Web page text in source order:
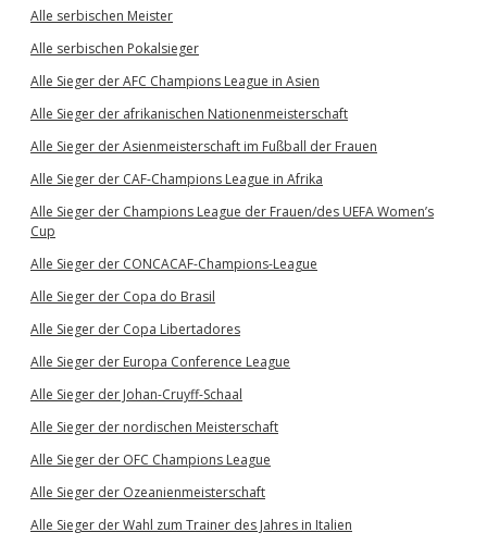
Alle serbischen Meister
Alle serbischen Pokalsieger
Alle Sieger der AFC Champions League in Asien
Alle Sieger der afrikanischen Nationenmeisterschaft
Alle Sieger der Asienmeisterschaft im Fußball der Frauen
Alle Sieger der CAF-Champions League in Afrika
Alle Sieger der Champions League der Frauen/des UEFA Women’s
Cup
Alle Sieger der CONCACAF-Champions-League
Alle Sieger der Copa do Brasil
Alle Sieger der Copa Libertadores
Alle Sieger der Europa Conference League
Alle Sieger der Johan-Cruyff-Schaal
Alle Sieger der nordischen Meisterschaft
Alle Sieger der OFC Champions League
Alle Sieger der Ozeanienmeisterschaft
Alle Sieger der Wahl zum Trainer des Jahres in Italien